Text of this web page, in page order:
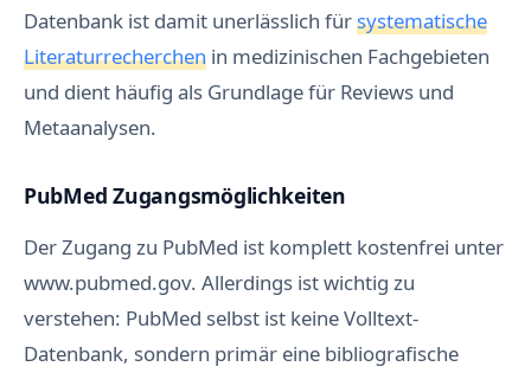
Datenbank ist damit unerlässlich fürsystematische
Literaturrecherchen in medizinischen Fachgebieten
und dient häufig als Grundlage für Reviews und
Metaanalysen.
PubMed Zugangsmöglichkeiten
Der Zugang zu PubMed ist komplett kostenfrei unter
www.pubmed.gov. Allerdings ist wichtig zu
verstehen: PubMed selbst ist keine Volltext-
Datenbank, sondern primär eine bibliografische